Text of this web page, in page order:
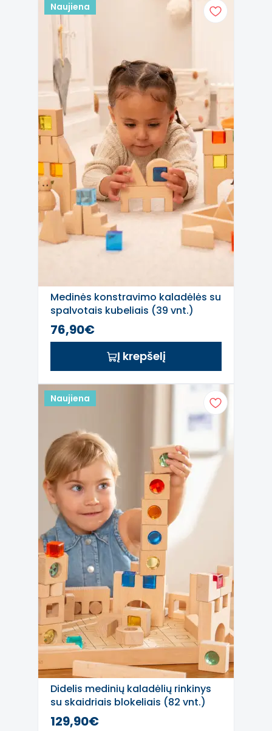
Naujiena
Medinės konstravimo kaladėlės su
spalvotais kubeliais (39 vnt.)
76,90€
Į krepšelį
Naujiena
Didelis medinių kaladėlių rinkinys
su skaidriais blokeliais (82 vnt.)
129,90€